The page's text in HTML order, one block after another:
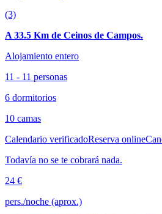
(3)
A 33.5 Km de Ceinos de Campos.
Alojamiento entero
11 - 11 personas
6 dormitorios
10 camas
Calendario verificadoReserva online
Todavía no se te cobrará nada.
24 €
pers./noche (aprox.)